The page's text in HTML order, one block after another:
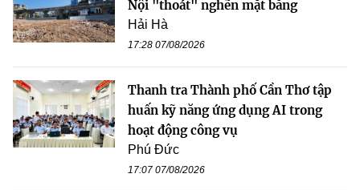
Nội "thoát" nghẽn mặt bằng
Hải Hà
17:28 07/08/2026
Thanh tra Thành phố Cần Thơ tập
huấn kỹ năng ứng dụng AI trong
hoạt động công vụ
Phú Đức
17:07 07/08/2026